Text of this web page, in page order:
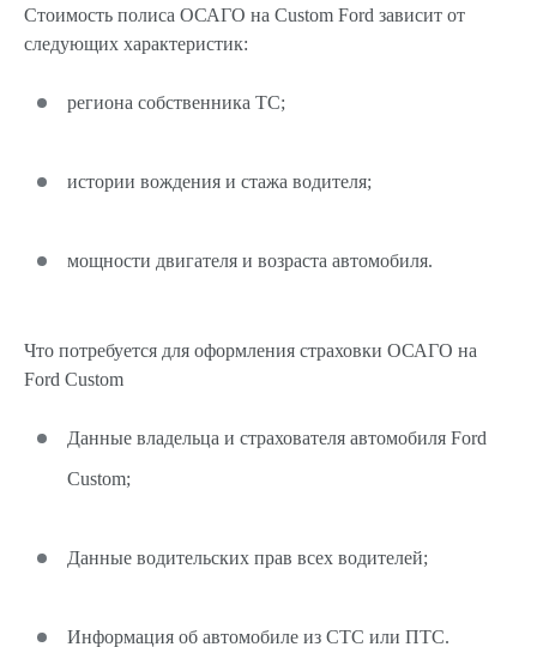
Стоимость полиса ОСАГО на Custom Ford зависит от
следующих характеристик:
региона собственника ТС;
истории вождения и стажа водителя;
мощности двигателя и возраста автомобиля.
Что потребуется для оформления страховки ОСАГО на
Ford Custom
Данные владельца и страхователя автомобиля Ford
Custom;
Данные водительских прав всех водителей;
Информация об автомобиле из СТС или ПТС.